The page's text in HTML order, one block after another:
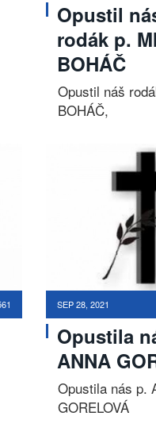
Opustil
rodák p.
BOHÁČ
Opustil náš
BOHÁČ,
SEP 28, 2021
Opustila
ANNA
Opustila nás p.
GORELOVÁ